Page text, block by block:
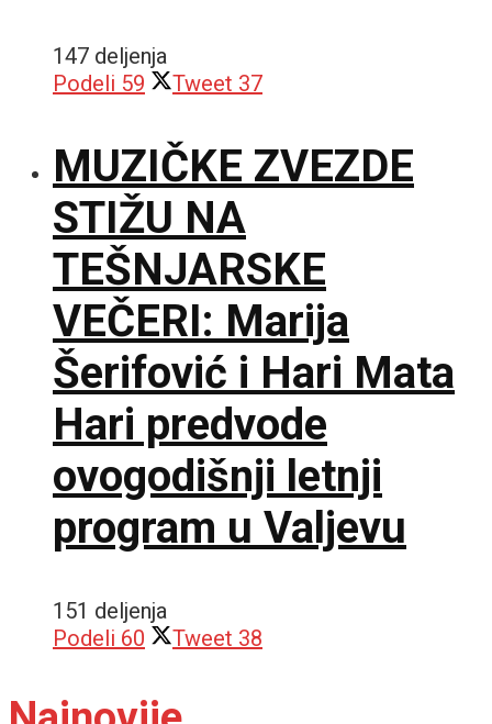
147 deljenja
Podeli 59 Tweet 37
MUZIČKE ZVEZDE
STIŽU NA
TEŠNJARSKE
VEČERI: Marija
Šerifović i Hari Mata
Hari predvode
ovogodišnji letnji
program u Valjevu
151 deljenja
Podeli 60 Tweet 38